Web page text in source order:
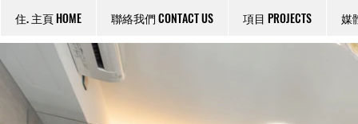
住. 主頁 HOME 聯絡我們 CONTACT US 項目 PROJECTS 媒